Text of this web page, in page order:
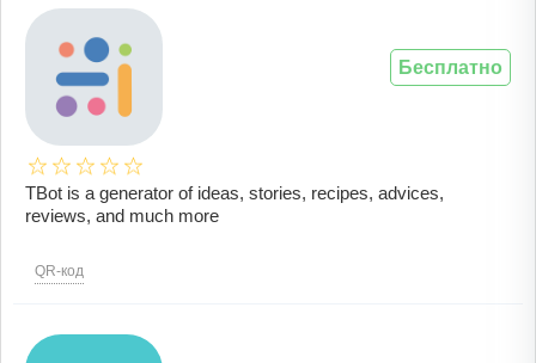
TBot is a generator of ideas, stories, recipes, advices,
reviews, and much more
QR-код
Бесплатно